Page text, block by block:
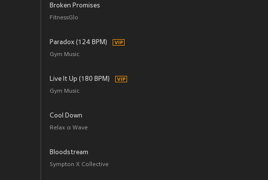
Broken Promises
FitnessGlo
Paradox (124 BPM)
Gym Music
Live It Up (180 BPM)
Gym Music
Cool Down
Relax α Wave
Bloodstream
Sympton X Collective